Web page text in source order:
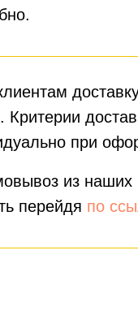
при
из наших
перейдя по